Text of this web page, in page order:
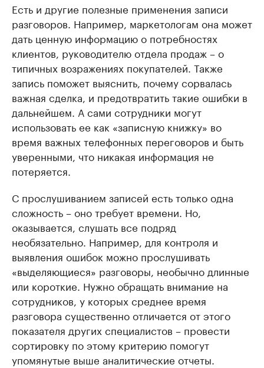
Есть и другие полезные применения записи
разговоров. Например, маркетологам она может
дать ценную информацию о потребностях
клиентов, руководителю отдела продаж – о
типичных возражениях покупателей. Также
запись поможет выяснить, почему сорвалась
важная сделка, и предотвратить такие ошибки в
дальнейшем. А сами сотрудники могут
использовать ее как «записную книжку» во
время важных телефонных переговоров и быть
уверенными, что никакая информация не
потеряется.
С прослушиванием записей есть только одна
сложность – оно требует времени. Но,
оказывается, слушать все подряд
необязательно. Например, для контроля и
выявления ошибок можно прослушивать
«выделяющиеся» разговоры, необычно длинные
или короткие. Нужно обращать внимание на
сотрудников, у которых среднее время
разговора существенно отличается от этого
показателя других специалистов – провести
сортировку по этому критерию помогут
упомянутые выше аналитические отчеты.